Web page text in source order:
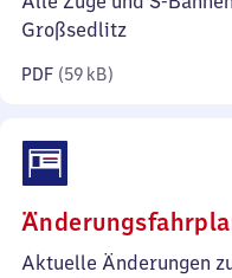
Großsedlitz
PDF (59 kB)
Aktuelle Änderungen